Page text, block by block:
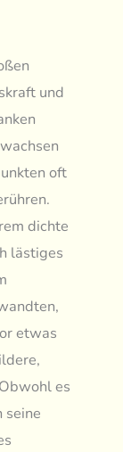
und
oft
dichte
lästiges
etwas
es
seine